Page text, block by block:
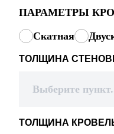
ПАРАМЕТРЫ
Скатная
ТОЛЩИНА
Выберите
ТОЛЩИНА